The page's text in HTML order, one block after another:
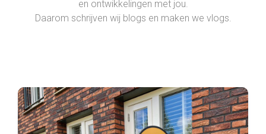
en ontwikkelingen met jou.
Daarom schrijven wij blogs en maken we vlogs.